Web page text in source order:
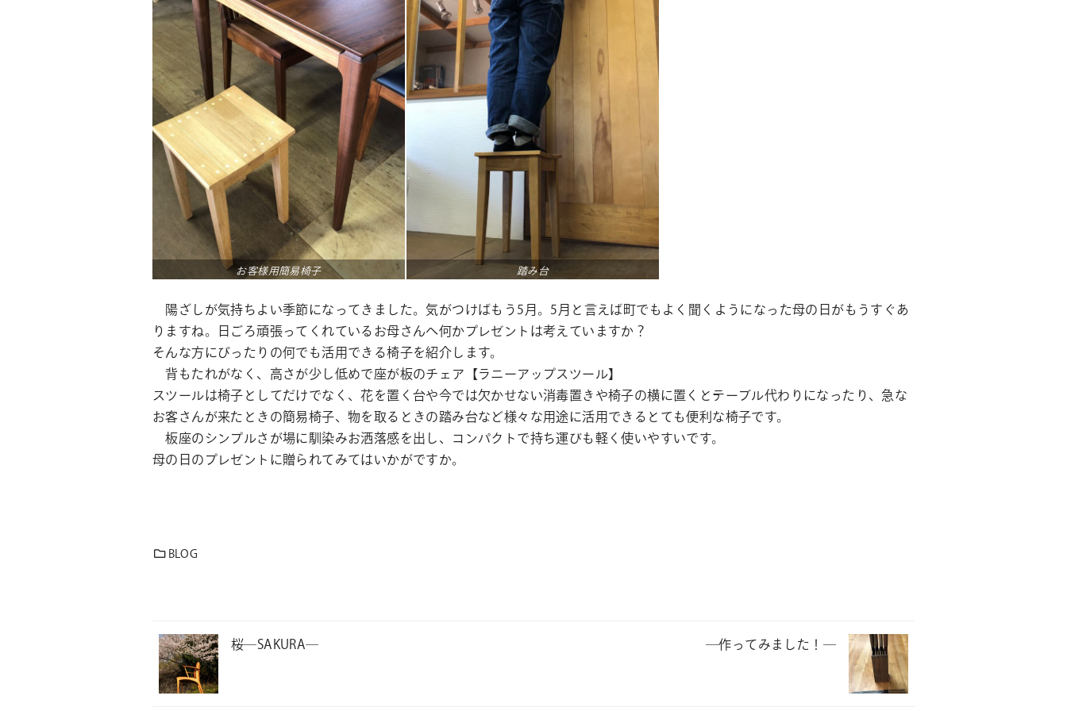
お客様用簡易椅子 踏み台
陽ざしが気持ちよい季節になってきました。気がつけばもう5月。5月と言えば町でもよく聞くようになった母の日がもうすぐあ
りますね。日ごろ頑張ってくれているお母さんへ何かプレゼントは考えていますか？
そんな方にぴったりの何でも活用できる椅子を紹介します。
背もたれがなく、高さが少し低めで座が板のチェア【ラニーアップスツール】
スツールは椅子としてだけでなく、花を置く台や今では欠かせない消毒置きや椅子の横に置くとテーブル代わりになったり、急な
お客さんが来たときの簡易椅子、物を取るときの踏み台など様々な用途に活用できるとても便利な椅子です。
板座のシンプルさが場に馴染みお洒落感を出し、コンパクトで持ち運びも軽く使いやすいです。
母の日のプレゼントに贈られてみてはいかがですか。
BLOG
桜―SAKURA― ―作ってみました！―